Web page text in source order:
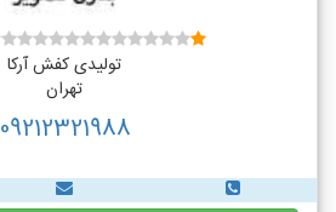
تولیدی کفش آرکا
تهران
09212321988